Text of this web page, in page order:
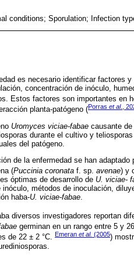
conditions; Sporulation; Infection
es necesario identificar factores
concentración de inóculo,
Estos factores son importantes en
planta-patógeno (Porras et al.,
Uromyces viciae-fabae causante
durante el cultivo y
del patógeno.
de la enfermedad se han
(Puccinia coronata f. sp. avenae) y
óptimas de desarrollo de U. viciae-
métodos de inoculación,
haba-U. viciae-fabae.
diversos investigadores reportan
germinan en un rango entre 5 y
de 22 ± 2 °C. Emeran et al. (2005)